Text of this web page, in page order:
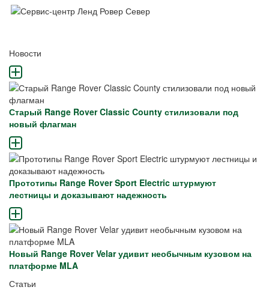
Новости
Старый Range Rover Classic County стилизовали под
новый флагман
Прототипы Range Rover Sport Electric штурмуют
лестницы и доказывают надежность
Новый Range Rover Velar удивит необычным кузовом на
платформе MLA
Статьи